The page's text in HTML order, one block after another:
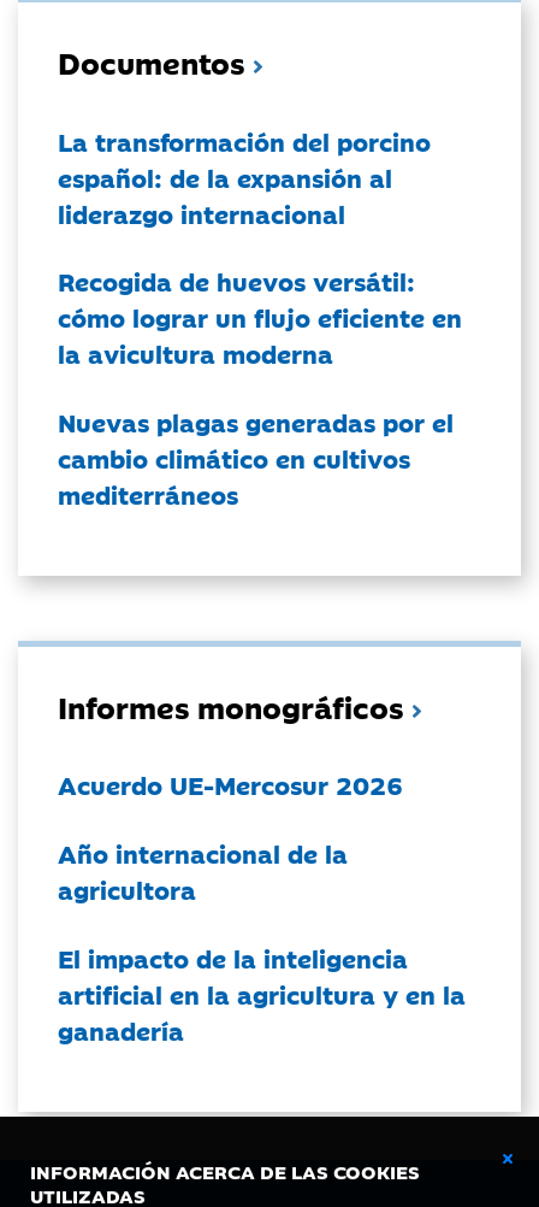
INFORMACIÓN ACERCA DE LAS COOKIES
UTILIZADAS
Documentos
La transformación del porcino
español: de la expansión al
liderazgo internacional
Recogida de huevos versátil:
cómo lograr un flujo eficiente en
la avicultura moderna
Nuevas plagas generadas por el
cambio climático en cultivos
mediterráneos
Informes monográficos
Acuerdo UE-Mercosur 2026
Año internacional de la
agricultora
El impacto de la inteligencia
artificial en la agricultura y en la
ganadería